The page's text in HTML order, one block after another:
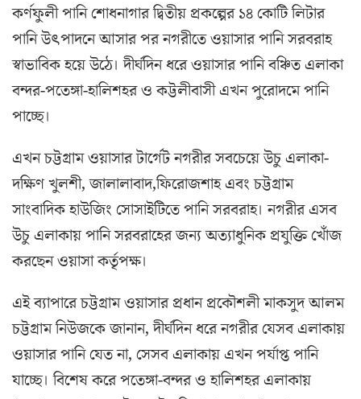
কর্ণফুলী পানি শোধনাগার দ্বিতীয় প্রকল্পের ১৪ কোটি লিটার
পানি উৎপাদনে আসার পর নগরীতে ওয়াসার পানি সরবরাহ
স্বাভাবিক হয়ে উঠে। দীর্ঘদিন ধরে ওয়াসার পানি বঞ্চিত এলাকা
বন্দর-পতেঙ্গা-হালিশহর ও কট্টলীবাসী এখন পুরোদমে পানি
পাচ্ছে।
এখন চট্টগ্রাম ওয়াসার টার্গেট নগরীর সবচেয়ে উচু এলাকা-
দক্ষিণ খুলশী, জালালাবাদ,ফিরোজশাহ এবং চট্টগ্রাম
সাংবাদিক হাউজিং সোসাইটিতে পানি সরবরাহ। নগরীর এসব
উচু এলাকায় পানি সরবরাহের জন্য অত্যাধুনিক প্রযুক্তি খোঁজ
করছেন ওয়াসা কর্তৃপক্ষ।
এই ব্যাপারে চট্টগ্রাম ওয়াসার প্রধান প্রকৌশলী মাকসুদ আলম
চট্টগ্রাম নিউজকে জানান, দীর্ঘদিন ধরে নগরীর যেসব এলাকায়
ওয়াসার পানি যেত না, সেসব এলাকায় এখন পর্যাপ্ত পানি
যাচ্ছে। বিশেষ করে পতেঙ্গা-বন্দর ও হালিশহর এলাকায়